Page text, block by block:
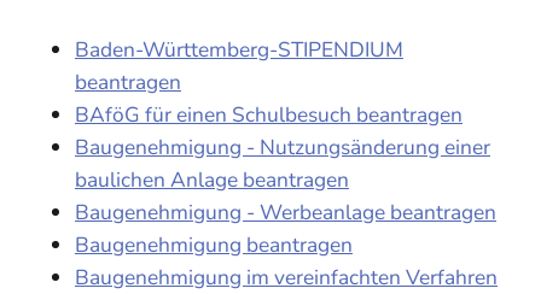
Baden-Württemberg-STIPENDIUM
beantragen
BAföG für einen Schulbesuch beantragen
Baugenehmigung - Nutzungsänderung einer
baulichen Anlage beantragen
Baugenehmigung - Werbeanlage beantragen
Baugenehmigung beantragen
Baugenehmigung im vereinfachten Verfahren